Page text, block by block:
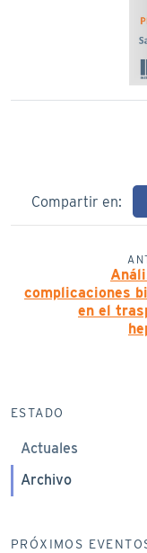
Compartir en:
complicaciones
en el
ESTADO
Actuales
Archivo
PRÓXIMOS